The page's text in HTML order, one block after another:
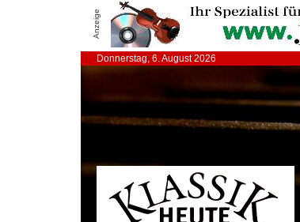
Anzeige
Donnerstag, 6. August 2026